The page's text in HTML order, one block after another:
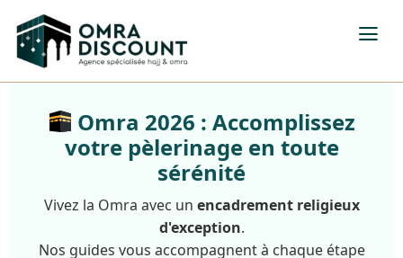
Omra 2026 : Accomplissez
votre pèlerinage en toute
sérénité
Vivez la Omra avec un encadrement religieux
d'exception.
Nos guides vous accompagnent à chaque étape